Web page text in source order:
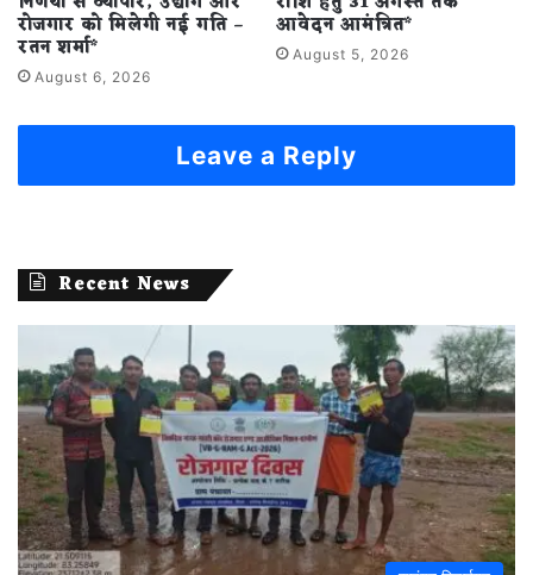
रोजगार को मिलेगी नई गति –
रतन शर्मा*
August 6, 2026
आवेदन आमंत्रित*
August 5, 2026
Leave a Reply
Recent News